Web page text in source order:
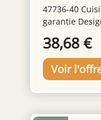
achetez notre
1 mois de
vous
ou d'utilisation
contacter
moment.
47736-40
garantie
38,68 €